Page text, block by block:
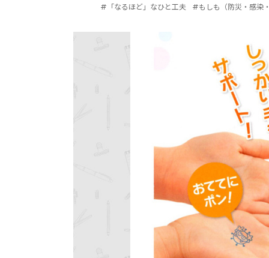
#「なるほど」なひと工夫
#もしも（防災・感染